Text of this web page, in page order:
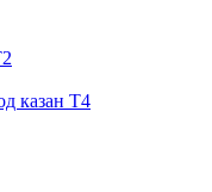
казан Т4